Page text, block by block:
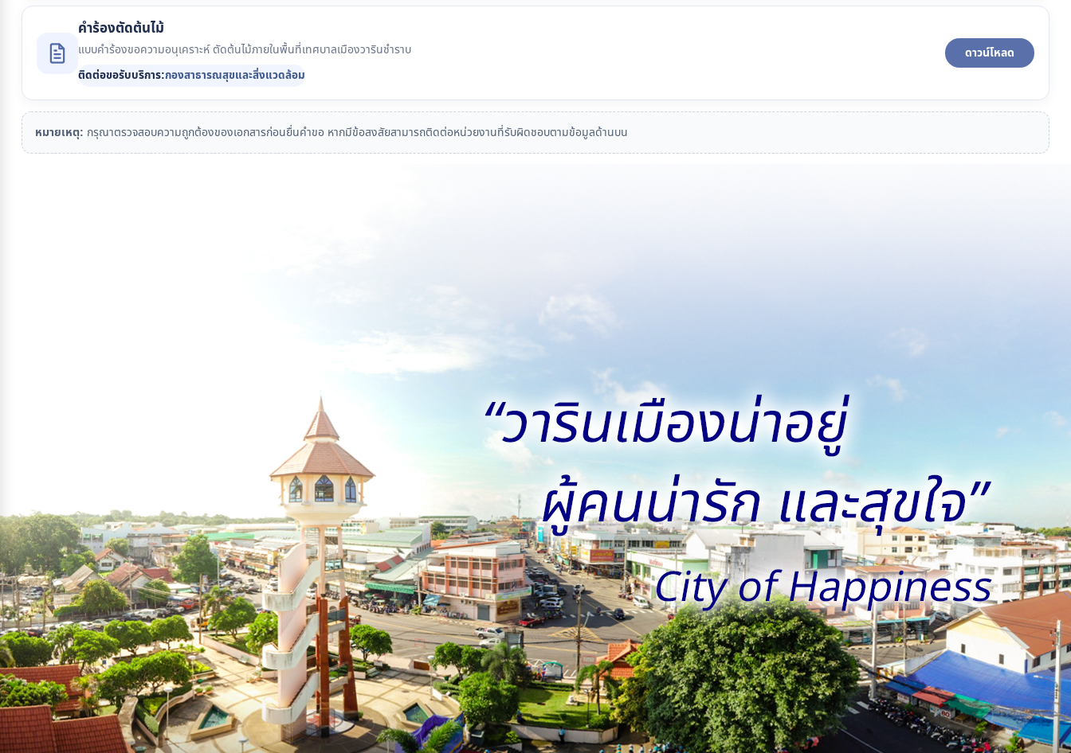
คำร้องตัดต้นไม้
แบบคำร้องขอความอนุเคราะห์ ตัดต้นไม้ภายในพื้นที่เทศบาลเมืองวารินชำราบ
ติดต่อขอรับบริการ:กองสาธารณสุขและสิ่งแวดล้อม
ดาวน์โหลด
หมายเหตุ: กรุณาตรวจสอบความถูกต้องของเอกสารก่อนยื่นคำขอ หากมีข้อสงสัยสามารถติดต่อหน่วยงานที่รับผิดชอบตามข้อมูลด้านบน